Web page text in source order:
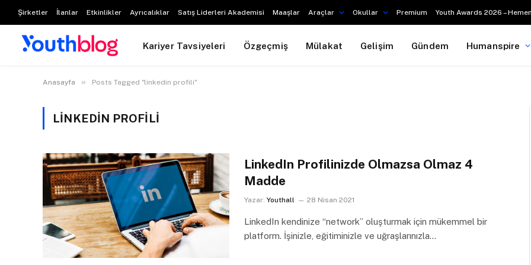
Şirketler İlanlar Etkinlikler Ayrıcalıklar Satış Liderleri Akademisi Maaşlar Araçlar Okullar Premium Youth Awards 2026 –
Kariyer Tavsiyeleri Özgeçmiş Mülakat Gelişim Gündem Humanspire
Anasayfa » Posts Tagged "linkedin profili"
LINKEDIN PROFILI
LinkedIn Profilinizde Olmazsa Olmaz 4
Madde
Yazar: Youthall 28 Nisan 2021
LinkedIn kendinize “network” oluşturmak için mükemmel bir
platform. İşinizle, eğitiminizle ve uğraşlarınızla…